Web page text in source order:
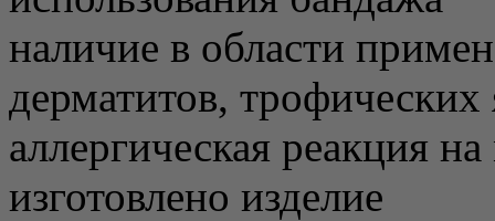
наличие в области
дерматитов,
аллергическая реакция
изготовлено изделие